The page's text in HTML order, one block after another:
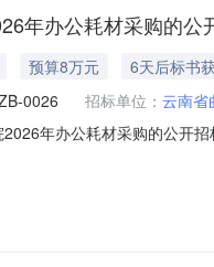
年办公耗材采购的公
预算8万元
6天后标书
0026 招标单位： 云南省
年办公耗材采购的公开
民法院2026年办公耗材采购